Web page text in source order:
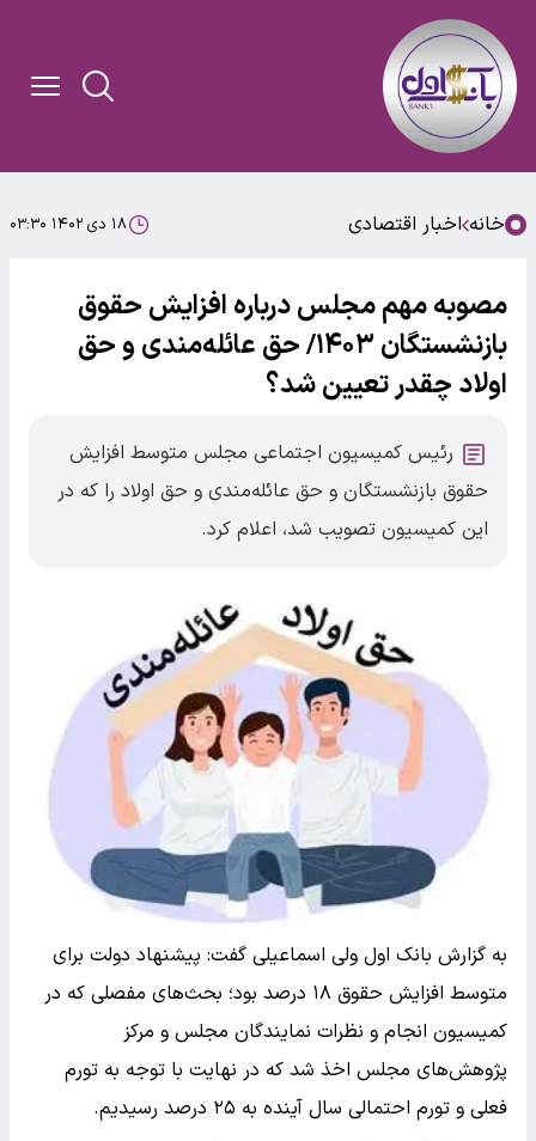
خانه اخبار اقتصادی ۱۸ دی ۱۴۰۲ ۰۳:۳۰
مصوبه مهم مجلس درباره افزایش حقوق
بازنشستگان ۱۴۰۳/ حق عائله‌مندی و حق
اولاد چقدر تعیین شد؟
رئیس کمیسیون اجتماعی مجلس متوسط افزایش
حقوق بازنشستگان و حق عائله‌مندی و حق اولاد را که در
این کمیسیون تصویب شد، اعلام کرد.
به گزارش بانک اول ولی اسماعیلی گفت: پیشنهاد دولت برای
متوسط افزایش حقوق ۱۸ درصد بود؛ بحث‌های مفصلی که در
کمیسیون انجام و نظرات نمایندگان مجلس و مرکز
پژوهش‌های مجلس اخذ شد که در نهایت با توجه به تورم
فعلی و تورم احتمالی سال آینده به ۲۵ درصد رسیدیم.